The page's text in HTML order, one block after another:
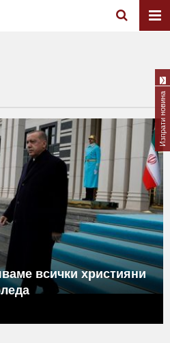
всички християни
Изпрати новина